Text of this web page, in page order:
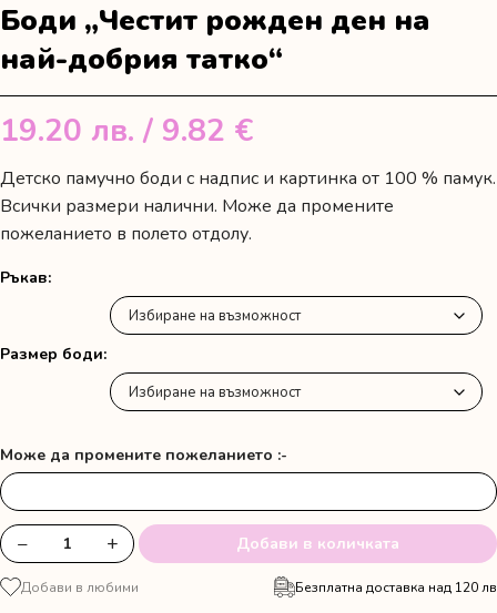
Боди „Честит рожден ден на
най-добрия татко“
19.20 лв. / 9.82 €
Детско памучно боди с надпис и картинка от 100 % памук.
Всички размери налични. Може да промените
пожеланието в полето отдолу.
Ръкав
Размер боди
Може да промените пожеланието :-
количество
за
Боди
− + Добави в количката
Добави в любими Безплатна доставка над 120 лв